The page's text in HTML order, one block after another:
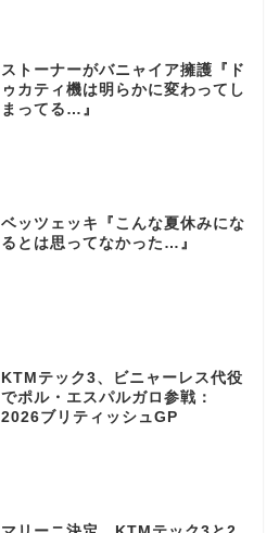
ストーナーがバニャイア擁護『ド
ゥカティ機は明らかに変わってし
まってる…』
ベッツェッキ『こんな夏休みにな
るとは思ってなかった…』
KTMテック3、ビニャーレス代役
でポル・エスパルガロ参戦：
2026ブリティッシュGP